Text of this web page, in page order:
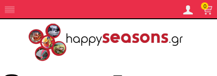
0